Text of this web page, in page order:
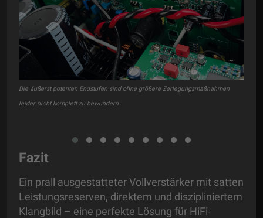
Die äußerst potenten Endstufen sind ohne größere Zerlegungsmaßnahmen
leider nicht komplett zu bewundern
Fazit
Ein prall ausgestatteter Vollverstärker mit satten
Leistungsreserven, direktem und diszipliniertem
Klangbild – eine perfekte Lösung für HiFi-